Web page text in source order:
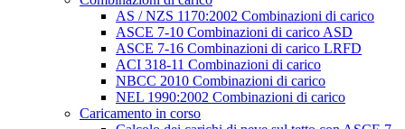
AS / NZS 1170:2002 Combinazioni di carico
ASCE 7-10 Combinazioni di carico ASD
ASCE 7-16 Combinazioni di carico LRFD
ACI 318-11 Combinazioni di carico
NBCC 2010 Combinazioni di carico
NEL 1990:2002 Combinazioni di carico
Caricamento in corso